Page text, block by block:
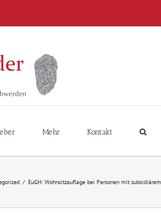
Mehr Kontakt
/ EuGH: Wohnsitzauflage bei Personen mit